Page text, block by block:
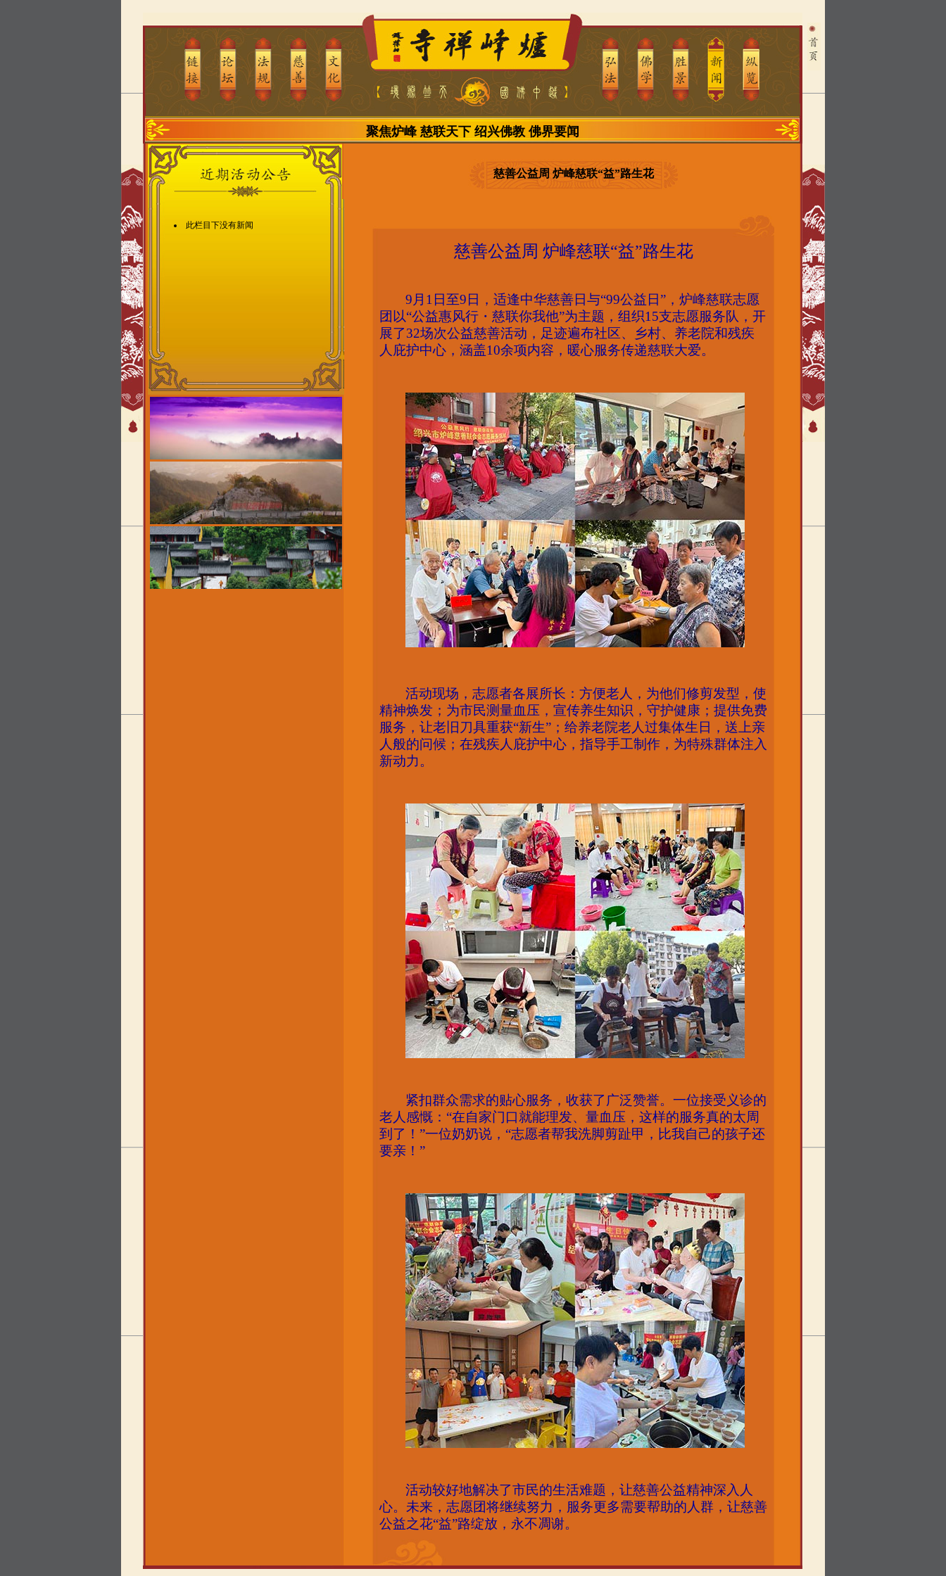
聚焦炉峰 慈联天下 绍兴佛教 佛界要闻
此栏目下没有新闻
慈善公益周 炉峰慈联“益”路生花
慈善公益周 炉峰慈联“益”路生花
9月1日至9日，适逢中华慈善日与“99公益日”，炉峰慈联志愿
团以“公益惠风行・慈联你我他”为主题，组织15支志愿服务队，开
展了32场次公益慈善活动，足迹遍布社区、乡村、养老院和残疾
人庇护中心，涵盖10余项内容，暖心服务传递慈联大爱。
活动现场，志愿者各展所长：方便老人，为他们修剪发型，使
精神焕发；为市民测量血压，宣传养生知识，守护健康；提供免费
服务，让老旧刀具重获“新生”；给养老院老人过集体生日，送上亲
人般的问候；在残疾人庇护中心，指导手工制作，为特殊群体注入
新动力。
紧扣群众需求的贴心服务，收获了广泛赞誉。一位接受义诊的
老人感慨： “在自家门口就能理发、量血压，这样的服务真的太周
到了！”一位奶奶说，“志愿者帮我洗脚剪趾甲，比我自己的孩子还
要亲！”
活动较好地解决了市民的生活难题，让慈善公益精神深入人
心。未来，志愿团将继续努力，服务更多需要帮助的人群，让慈善
公益之花“益”路绽放，永不凋谢。